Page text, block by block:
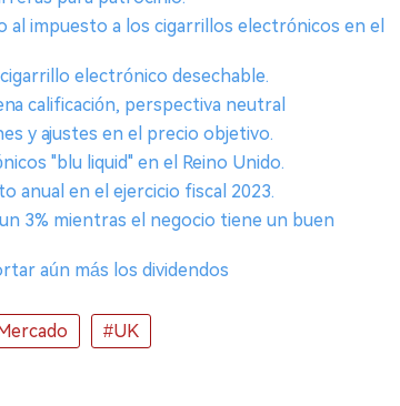
al impuesto a los cigarrillos electrónicos en el
electrónico desechable.
calificación, perspectiva neutral
y ajustes en el precio objetivo.
"blu liquid" en el Reino Unido.
anual en el ejercicio fiscal 2023.
3% mientras el negocio tiene un buen
aún más los dividendos
#UK